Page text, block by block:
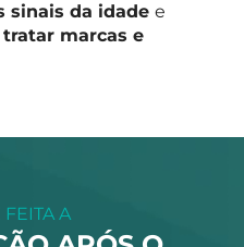
sinais da idade e
marcas e
FEITA A